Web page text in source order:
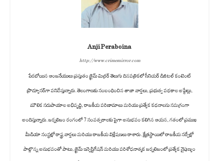
Anji Peraboina
http://www.crimemirror.com
పేరబోయిన ఆంజనేయులు ప్రస్తుతం క్రైమ్ మిర్రర్ తెలుగు దినపత్రికలో సీనియర్ డిజిటల్ కంటెంట్
ప్రొడ్యూసర్‌గా పనిచేస్తున్నారు. తెలంగాణకు సంబంధించిన తాజా వార్తలు, ప్రభుత్వ పథకాల అప్డేట్లు,
మౌలిక సదుపాయాల అభివృద్ధి, రాజకీయ పరిణామాలు మరియు ప్రత్యేక కథనాలను సమగ్రంగా
అందిస్తున్నారు. జర్నలిజం రంగంలో 7 సంవత్సరాలకు పైగా అనుభవం కలిగిన ఆయన, గతంలో ప్రముఖ
మీడియా సంస్థల్లో రాష్ట్ర వార్తలు మరియు రాజకీయ విశ్లేషణలు రాశారు. క్షేత్రస్థాయిలో రాజకీయ సర్వేల్లో
పాల్గొన్న అనుభవంతో పాటు, క్రైమ్ ఇన్వెస్టిగేషన్ మరియు పరిశోధనాత్మక జర్నలిజంలో ప్రత్యేక నైపుణ్యం